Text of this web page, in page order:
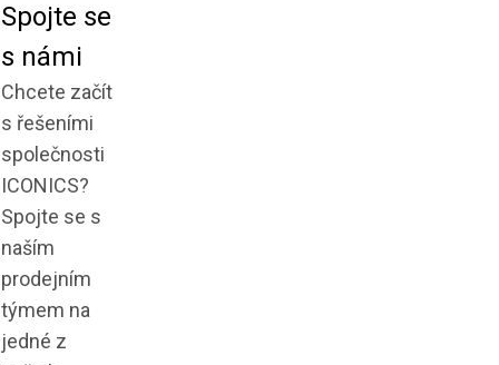
Spojte se
s námi
Chcete začít
s řešeními
společnosti
ICONICS?
Spojte se s
naším
prodejním
týmem na
jedné z